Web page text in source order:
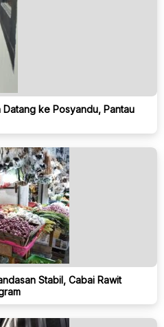
Datang ke Posyandu, Pantau
Stabil, Cabai Rawit